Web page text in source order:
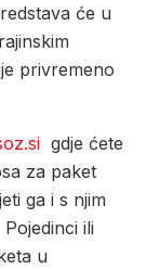
će u
privremeno
gdje ćete
za paket
ga i s njim
ili
u